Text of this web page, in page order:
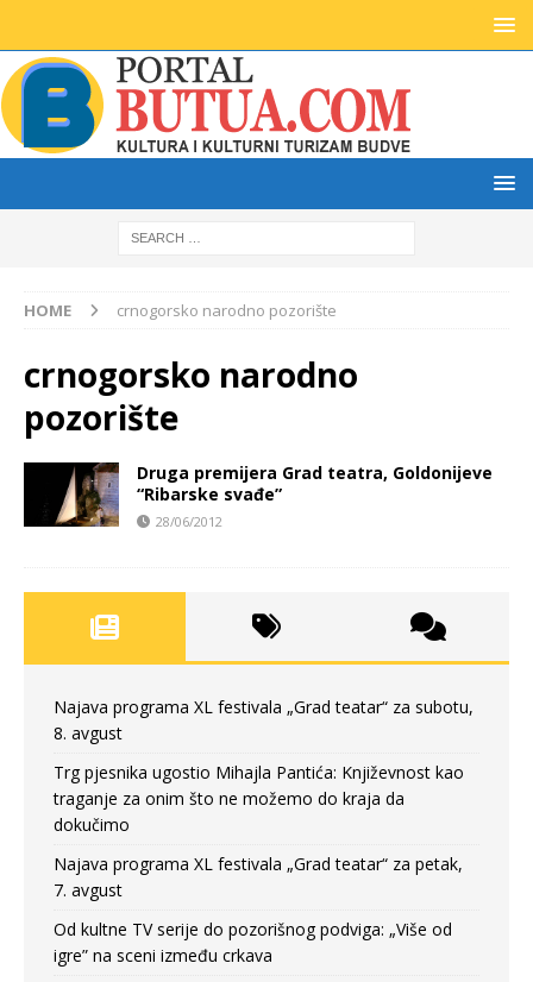
HOME crnogorsko narodno pozorište
crnogorsko narodno
pozorište
Druga premijera Grad teatra, Goldonijeve
“Ribarske svađe”
28/06/2012
Najava programa XL festivala „Grad teatar“ za subotu,
8. avgust
Trg pjesnika ugostio Mihajla Pantića: Književnost kao
traganje za onim što ne možemo do kraja da
dokučimo
Najava programa XL festivala „Grad teatar“ za petak,
7. avgust
Od kultne TV serije do pozorišnog podviga: „Više od
igre” na sceni između crkava